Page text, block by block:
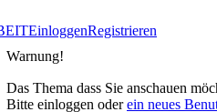
EinloggenRegistrieren
Warnung!
Das Thema dass Sie anschauen
Bitte einloggen oderein neues